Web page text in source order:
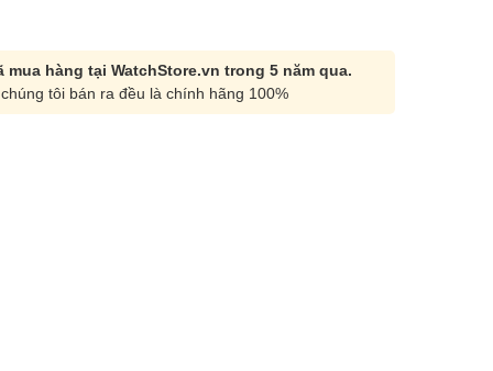
mua hàng tại WatchStore.vn trong 5 năm qua.
tôi bán ra đều là chính hãng 100%